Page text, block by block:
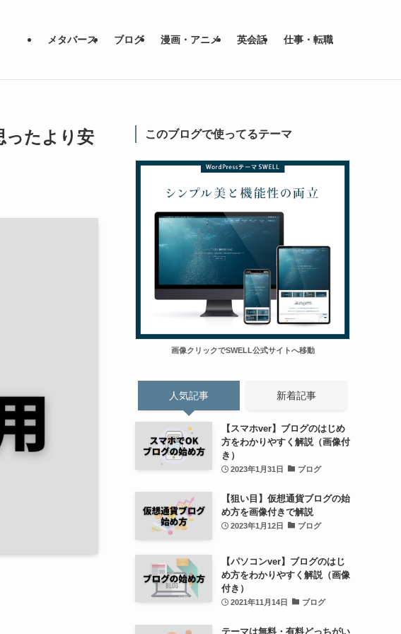
メタバース ブログ 漫画・アニメ 英会話 仕事・転職
ったより安
このブログで使ってるテーマ
画像クリックでSWELL公式サイトへ移動
人気記事 新着記事
【スマホver】ブログのはじめ
方をわかりやすく解説（画像付
き）
2023年1月31日 ブログ
【狙い目】仮想通貨ブログの始
め方を画像付きで解説
2023年1月12日 ブログ
【パソコンver】ブログのはじ
め方をわかりやすく解説（画像
付き）
2021年11月14日 ブログ
テーマは無料・有料どっちがい